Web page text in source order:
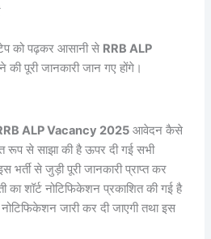
को पढ़कर आसानी से RRB ALP
पूरी जानकारी जान गए होंगे।
ALP Vacancy 2025 आवेदन कैसे
रूप से साझा की है ऊपर दी गई सभी
से जुड़ी पूरी जानकारी प्राप्त कर
का शॉर्ट नोटिफिकेशन प्रकाशित की गई है
जारी कर दी जाएगी तथा इस